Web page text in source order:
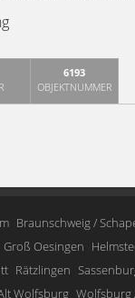
6193
OBJEKTNUMMER
Braunschweig /
Groß Oesingen
Rätzlingen
Wolfsburg Wolfsburg